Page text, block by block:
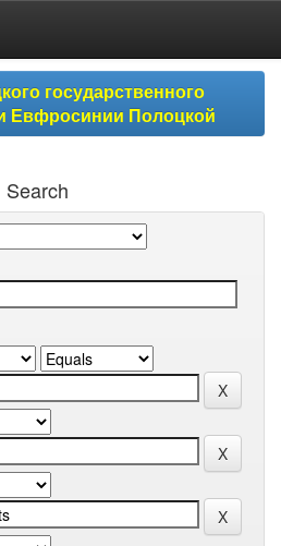
государственного
Евфросинии Полоцкой
Search